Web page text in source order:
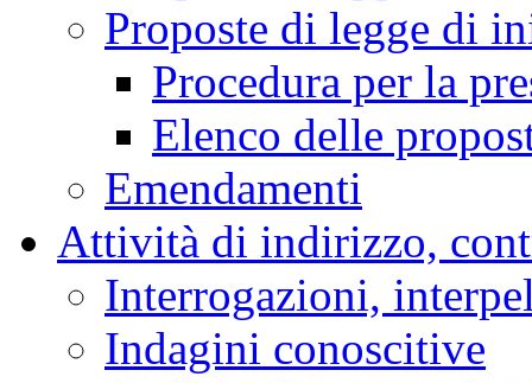
Proposte di legge di
Procedura per la
Elenco delle
Emendamenti
Attività di indirizzo,
Interrogazioni,
Indagini conoscitive